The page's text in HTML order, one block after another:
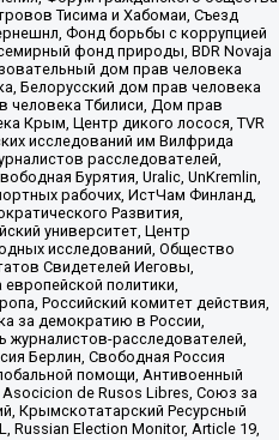
Тисима и Хабомаи, Съезд
Фонд борьбы с коррупцией
фонд природы, BDR Novaja
дом прав человека
Белорусский дом прав человека
человека Тбилиси, Дом прав
Крым, Центр дикого лосося, TVR
исследований им Вилфрида
расследователей,
Бурятия, Uralic, UnKremlin,
рабочих, ИстЧам Финланд,
Развития,
университет, Центр
исследований, Общество
Свидетелей Иеговы,
политики,
Российский комитет действия,
за демократию в России,
журналистов-расследователей,
Берлин, Свободная Россия
помощи, Антивоенный
de Rusos Libres, Союз за
Крымскотатарский Ресурсный
Russian Election Monitor, Article 19,